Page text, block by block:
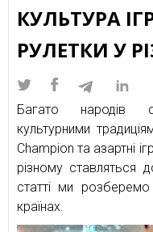
КУЛЬТУРА
РУЛЕТКИ У
Багато народів
культурними
Champion та азартні
різному ставляться
статті ми
країнах.